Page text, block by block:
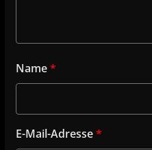
Name*
E-Mail-Adresse*